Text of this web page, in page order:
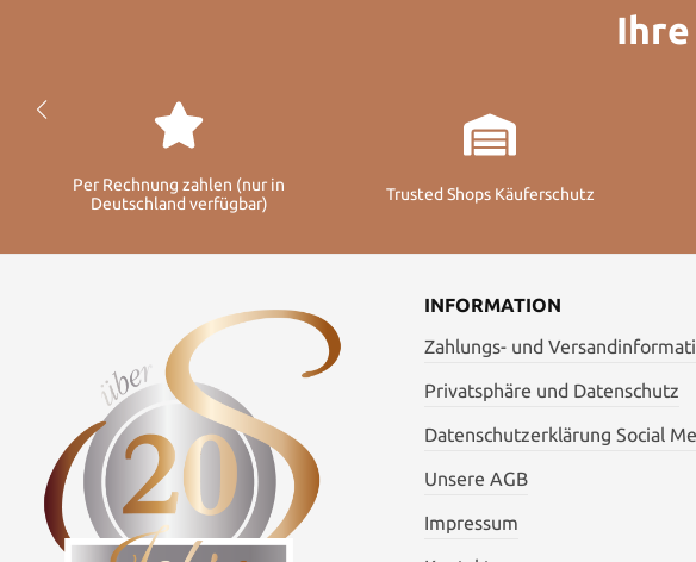
Per Rechnung zahlen (nur in
Deutschland verfügbar)
Trusted Shops Käuferschutz
INFORMATION
Zahlungs- und
Privatsphäre und Datenschutz
Datenschutzerklärung Social
Unsere AGB
Impressum